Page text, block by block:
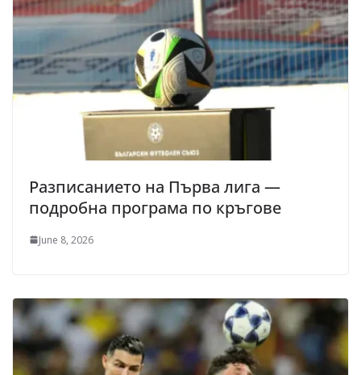
Разписанието на Първа лига —
подробна програма по кръгове
June 8, 2026